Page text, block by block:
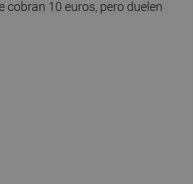
cobran 10 euros, pero duelen